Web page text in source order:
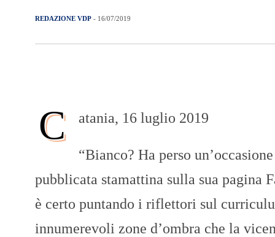
REDAZIONE VDP - 16/07/2019
C atania, 16 luglio 2019
“Bianco? Ha perso
pubblicata stamattina sulla sua pagina
è certo puntando i riflettori sul
innumerevoli zone d’ombra che la